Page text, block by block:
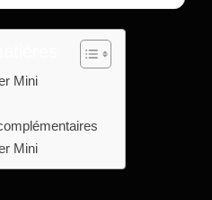
Mini
Mini